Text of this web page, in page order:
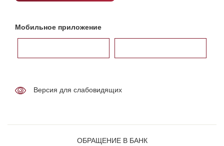
Мобильное приложение
Версия для слабовидящих
ОБРАЩЕНИЕ В БАНК